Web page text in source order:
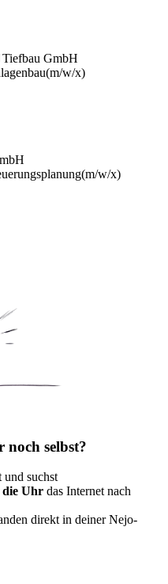
GmbH
(m/w/x)
(m/w/x)
noch selbst?
und suchst
Uhr das Internet nach
direkt in deiner Nejo-